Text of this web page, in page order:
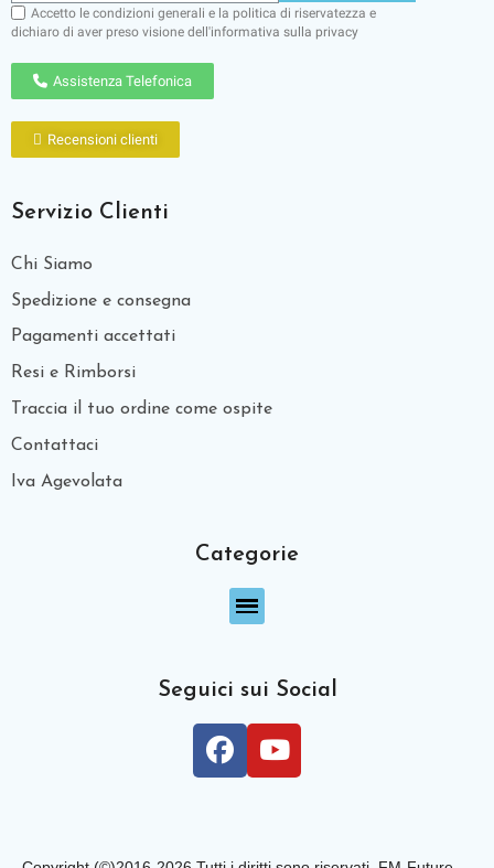
Accetto le condizioni generali e la politica di riservatezza e
dichiaro di aver preso visione dell'informativa sulla privacy
Assistenza Telefonica
Recensioni clienti
Servizio Clienti
Chi Siamo
Spedizione e consegna
Pagamenti accettati
Resi e Rimborsi
Traccia il tuo ordine come ospite
Contattaci
Iva Agevolata
Categorie
Seguici sui Social